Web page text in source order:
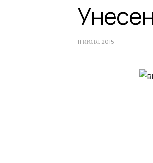
11 ИЮЛЯ, 2015